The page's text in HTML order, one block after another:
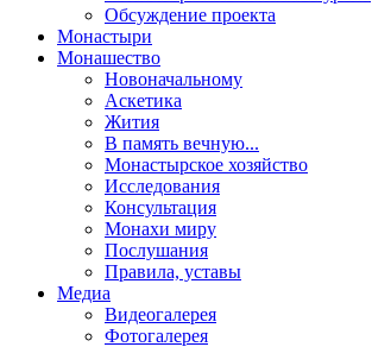
Обсуждение проекта
Монастыри
Монашество
Новоначальному
Аскетика
Жития
В память вечную...
Монастырское хозяйство
Исследования
Консультация
Монахи миру
Послушания
Правила, уставы
Медиа
Видеогалерея
Фотогалерея